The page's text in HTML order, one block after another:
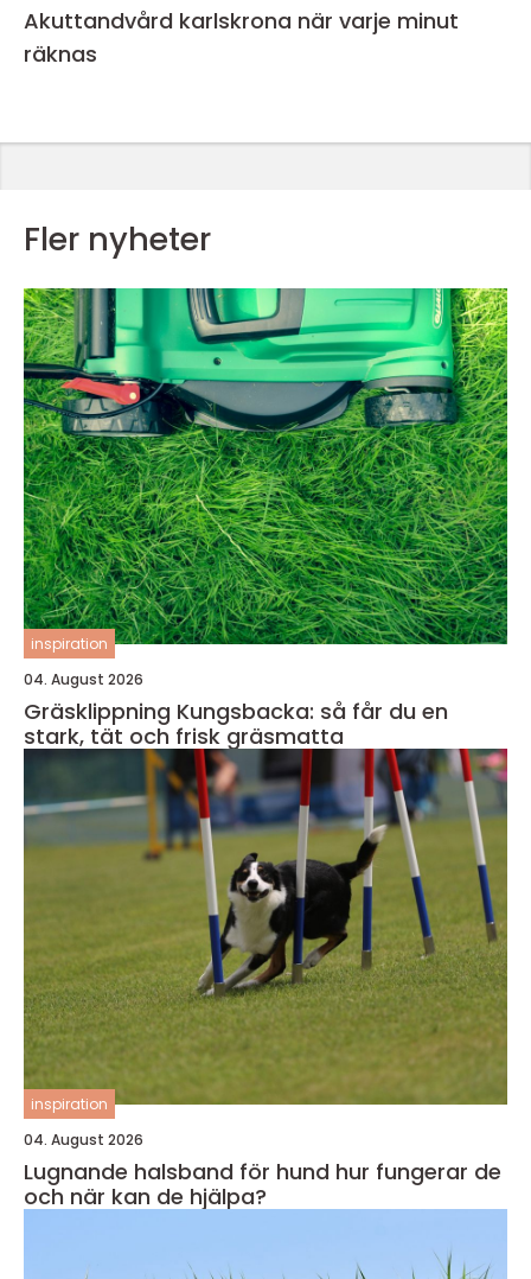
Akuttandvård karlskrona när varje minut
räknas
Fler nyheter
inspiration
04. August 2026
Gräsklippning Kungsbacka: så får du en
stark, tät och frisk gräsmatta
inspiration
04. August 2026
Lugnande halsband för hund hur fungerar de
och när kan de hjälpa?